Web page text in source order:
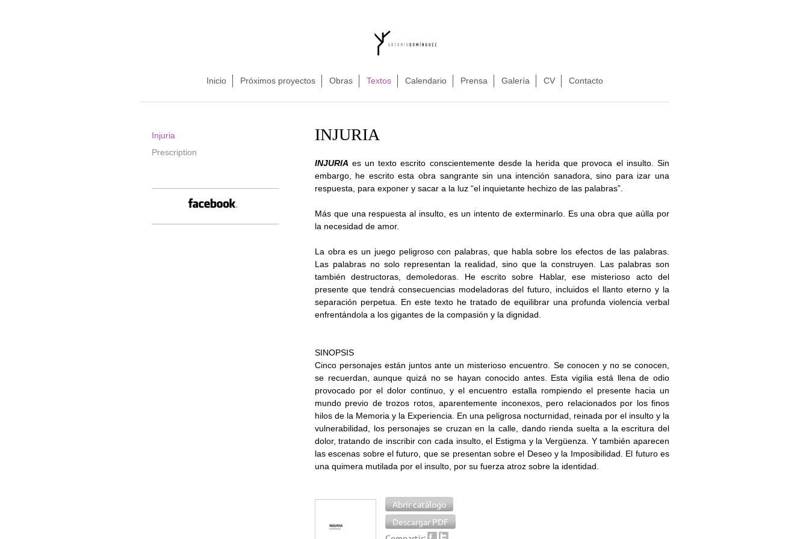
Inicio Próximos proyectos Obras Textos Calendario Prensa Galería CV Contacto
INJURIA
INJURIA es un texto escrito conscientemente desde la herida que provoca el insulto. Sin
embargo, he escrito esta obra sangrante sin una intención sanadora, sino para izar una
respuesta, para exponer y sacar a la luz “el inquietante hechizo de las palabras”.
Más que una respuesta al insulto, es un intento de exterminarlo. Es una obra que aúlla por
la necesidad de amor.
La obra es un juego peligroso con palabras, que habla sobre los efectos de las palabras.
Las palabras no solo representan la realidad, sino que la construyen. Las palabras son
también destructoras, demoledoras. He escrito sobre Hablar, ese misterioso acto del
presente que tendrá consecuencias modeladoras del futuro, incluidos el llanto eterno y la
separación perpetua. En este texto he tratado de equilibrar una profunda violencia verbal
enfrentándola a los gigantes de la compasión y la dignidad.
SINOPSIS
Cinco personajes están juntos ante un misterioso encuentro. Se conocen y no se conocen,
se recuerdan, aunque quizá no se hayan conocido antes. Esta vigilia está llena de odio
provocado por el dolor continuo, y el encuentro estalla rompiendo el presente hacia un
mundo previo de trozos rotos, aparentemente inconexos, pero relacionados por los finos
hilos de la Memoria y la Experiencia. En una peligrosa nocturnidad, reinada por el insulto y la
vulnerabilidad, los personajes se cruzan en la calle, dando rienda suelta a la escritura del
dolor, tratando de inscribir con cada insulto, el Estigma y la Vergüenza. Y también aparecen
las escenas sobre el futuro, que se presentan sobre el Deseo y la Imposibilidad. El futuro es
una quimera mutilada por el insulto, por su fuerza atroz sobre la identidad.
Abrir catálogo
Descargar PDF
Injuria
Prescription